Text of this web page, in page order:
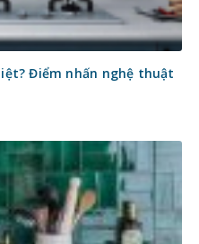
Điểm nhấn nghệ thuật